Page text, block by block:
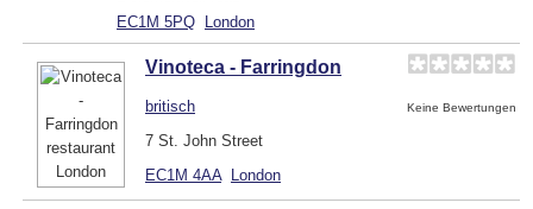
EC1M 5PQ London
Vinoteca - Farringdon
britisch Keine Bewertungen
7 St. John Street
EC1M 4AA London